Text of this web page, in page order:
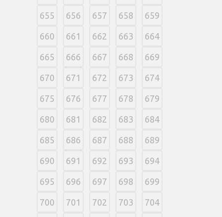
655 656 657 658 659
660 661 662 663 664
665 666 667 668 669
670 671 672 673 674
675 676 677 678 679
680 681 682 683 684
685 686 687 688 689
690 691 692 693 694
695 696 697 698 699
700 701 702 703 704